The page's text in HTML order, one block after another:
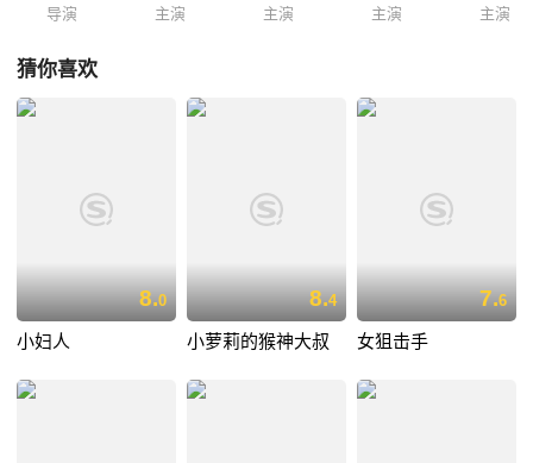
导演 主演 主演 主演 主演
猜你喜欢
8.0
小妇人
8.4
小萝莉的猴神大叔
7.6
女狙击手